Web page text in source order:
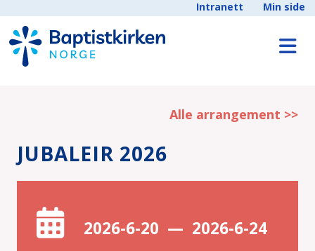
Intranett Min side
Alle arrangement >>
JUBALEIR 2026
2026-6-20 — 2026-6-24